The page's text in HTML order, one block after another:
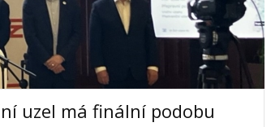
uzel má finální podobu